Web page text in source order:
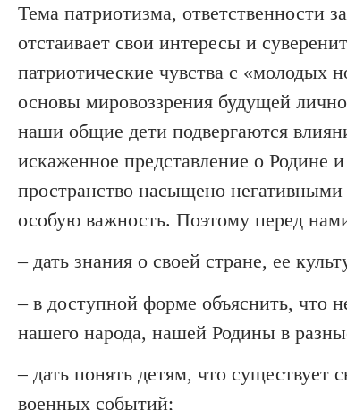
Тема патриотизма, ответственности
отстаивает свои интересы и
патриотические чувства с «молодых
основы мировоззрения будущей
наши общие дети подвергаются
искаженное представление о Родине
пространство насыщено
особую важность. Поэтому перед
– дать знания о своей стране, ее
– в доступной форме объяснить, что
нашего народа, нашей Родины в
– дать понять детям, что
военных событий;